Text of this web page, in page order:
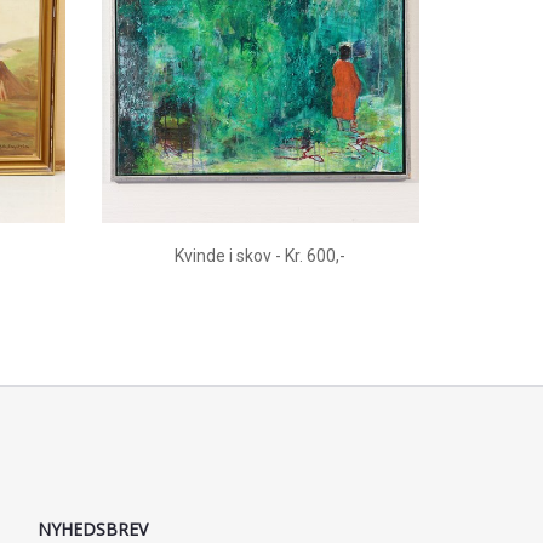
Kvinde i skov - Kr. 600,-
NYHEDSBREV